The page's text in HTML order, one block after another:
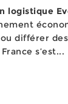
logistique
différer
s’est...